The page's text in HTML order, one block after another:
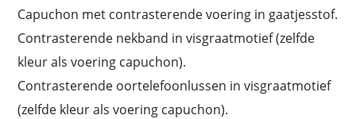
Capuchon met contrasterende voering in gaatjesstof.
Contrasterende nekband in visgraatmotief (zelfde
kleur als voering capuchon).
Contrasterende oortelefoonlussen in visgraatmotief
(zelfde kleur als voering capuchon).